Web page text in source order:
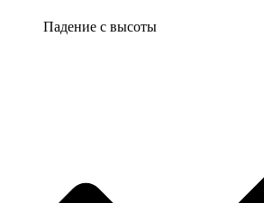
Падение с высоты